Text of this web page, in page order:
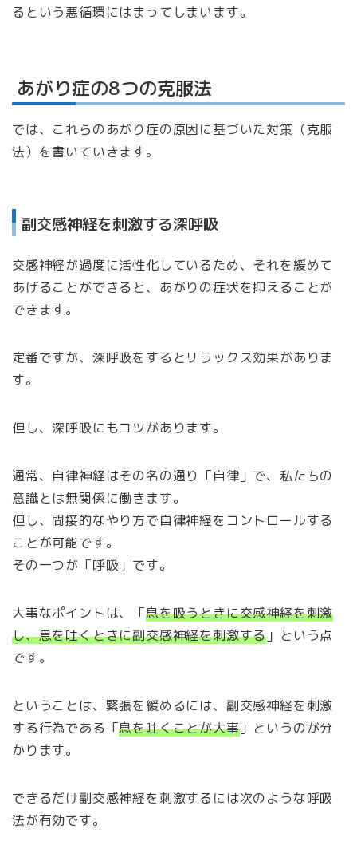
るという悪循環にはまってしまいます。
あがり症の8つの克服法
では、これらのあがり症の原因に基づいた対策（克服
法）を書いていきます。
副交感神経を刺激する深呼吸
交感神経が過度に活性化しているため、それを緩めて
あげることができると、あがりの症状を抑えることが
できます。
定番ですが、深呼吸をするとリラックス効果がありま
す。
但し、深呼吸にもコツがあります。
通常、自律神経はその名の通り「自律」で、私たちの
意識とは無関係に働きます。
但し、間接的なやり方で自律神経をコントロールする
ことが可能です。
その一つが「呼吸」です。
大事なポイントは、「息を吸うときに交感神経を刺激
し、息を吐くときに副交感神経を刺激する 」という点
です。
ということは、緊張を緩めるには、副交感神経を刺激
する行為である「息を吐くことが大事」というのが分
かります。
できるだけ副交感神経を刺激するには次のような呼吸
法が有効です。